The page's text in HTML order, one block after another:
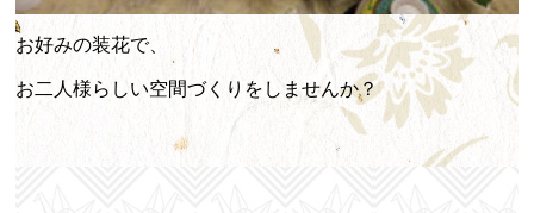
お好みの装花で、
お二人様らしい空間づくりをしませんか？